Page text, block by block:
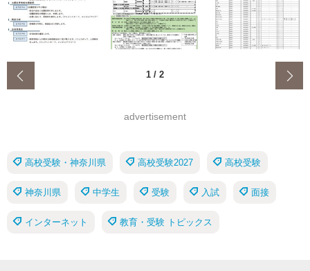
1 / 2
advertisement
高校受験・神奈川県 高校受験2027 高校受験
神奈川県 中学生 受験 入試 面接
インターネット 教育・受験 トピックス